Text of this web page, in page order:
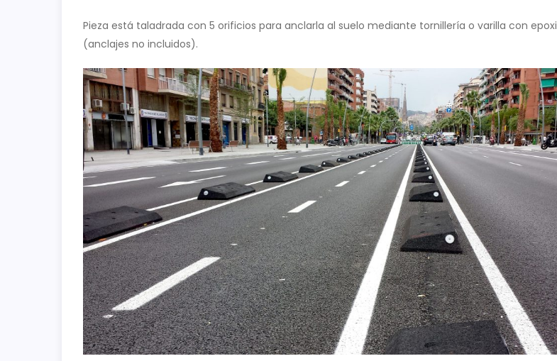
Pieza está taladrada con 5 orificios para anclarla al suelo mediante tornillería o varilla con epoxi
(anclajes no incluidos).